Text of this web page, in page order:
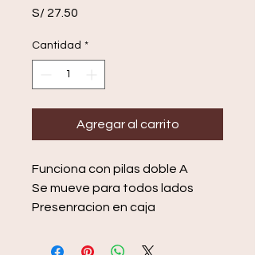
S/ 27.50
Cantidad *
Agregar al carrito
Funciona con pilas doble A
Se mueve para todos lados
Presenracion en caja